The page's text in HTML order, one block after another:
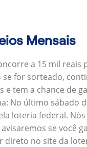
Mensais
a 15 mil reais
se for sorteado,
e tem a chance de
No último sábado
loteria federal.
se você
direto no site da